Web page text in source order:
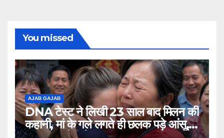
You missed
AJAB GAJAB
DNA टेस्ट ने लिखी 23 साल बाद मिलन की
कहानी, मां के गले लगते ही छलक पड़े आंसू,